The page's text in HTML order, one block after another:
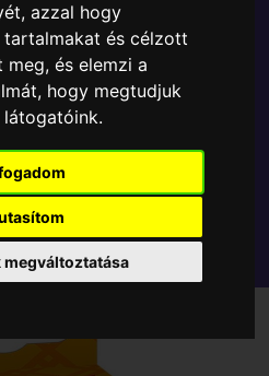
azzal hogy
és célzott
és elemzi a
hogy megtudjuk
látogatóink.
megváltoztatása